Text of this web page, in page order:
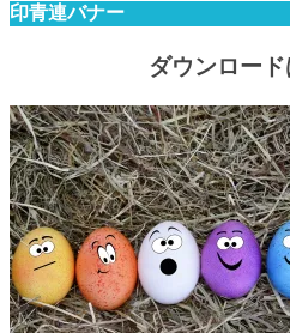
印青連バナー
ダウンロー